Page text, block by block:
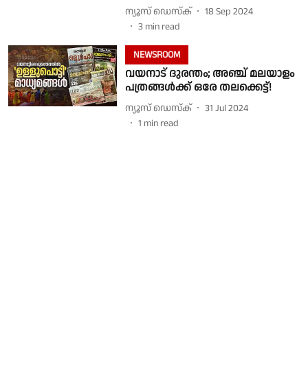
ന്യൂസ് ഡെസ്ക്
18 Sep 2024
3 min read
NEWSROOM
വയനാട് ദുരന്തം; അഞ്ച് മലയാളം
പത്രങ്ങള്‍ക്ക് ഒരേ തലക്കെട്ട്!
ന്യൂസ് ഡെസ്ക്
31 Jul 2024
1 min read